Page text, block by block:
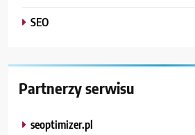
SEO
Partnerzy serwisu
seoptimizer.pl